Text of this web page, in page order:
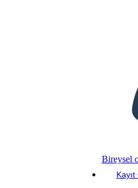
Bireysel
BİR HİKAYE
SLAYT